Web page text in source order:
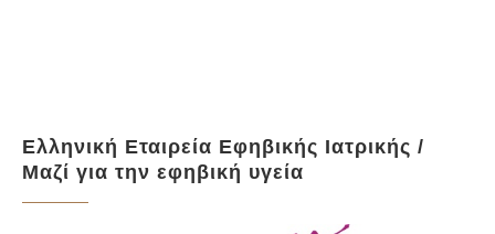
Ελληνική Εταιρεία Εφηβικής Ιατρικής /
Μαζί για την εφηβική υγεία